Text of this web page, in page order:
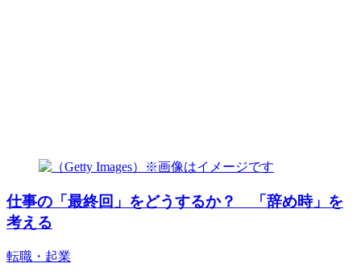
仕事の「最終回」をどうするか？ 「辞め時」を
考える
転職・起業